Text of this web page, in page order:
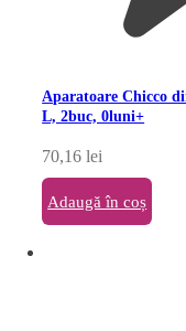
Aparatoare Chicco
L, 2buc, 0luni+
70,16lei
Adaugă în coș